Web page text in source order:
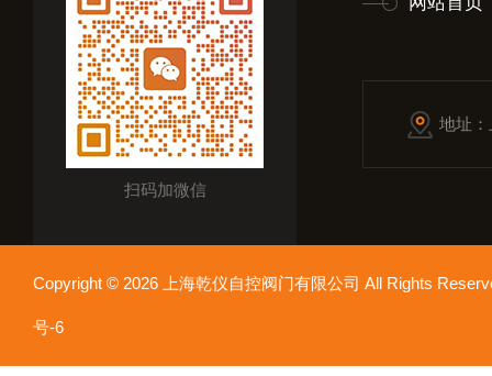
扫码加微信
地址
Copyright © 2026 上海乾仪自控阀门有限公司 All Rights
号-6